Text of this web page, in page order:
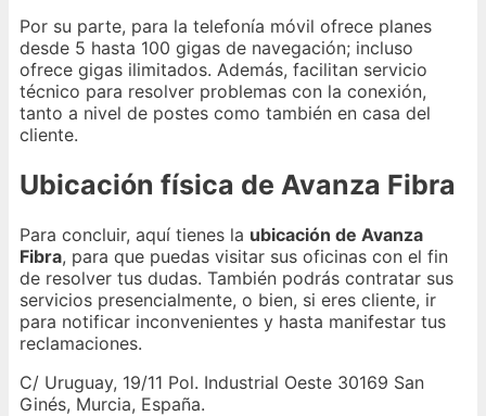
Por su parte, para la telefonía móvil ofrece planes
desde 5 hasta 100 gigas de navegación; incluso
ofrece gigas ilimitados. Además, facilitan servicio
técnico para resolver problemas con la conexión,
tanto a nivel de postes como también en casa del
cliente.
Ubicación física de Avanza Fibra
Para concluir, aquí tienes la ubicación de Avanza
Fibra, para que puedas visitar sus oficinas con el fin
de resolver tus dudas. También podrás contratar sus
servicios presencialmente, o bien, si eres cliente, ir
para notificar inconvenientes y hasta manifestar tus
reclamaciones.
C/ Uruguay, 19/11 Pol. Industrial Oeste 30169 San
Ginés, Murcia, España.